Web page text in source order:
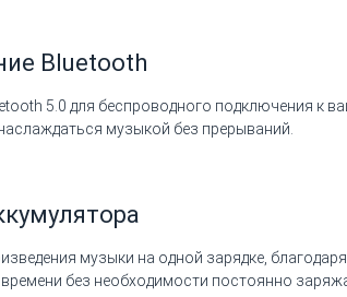
Bluetooth
5.0 для беспроводного подключения к
музыкой без прерываний.
музыки на одной зарядке,
без необходимости постоянно